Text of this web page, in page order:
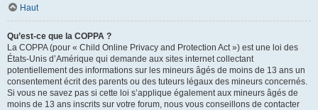
Haut
Qu’est-ce que la COPPA ?
La COPPA (pour « Child Online Privacy and Protection Act ») est une loi des
États-Unis d’Amérique qui demande aux sites internet collectant
potentiellement des informations sur les mineurs âgés de moins de 13 ans un
consentement écrit des parents ou des tuteurs légaux des mineurs concernés.
Si vous ne savez pas si cette loi s’applique également aux mineurs âgés de
moins de 13 ans inscrits sur votre forum, nous vous conseillons de contacter